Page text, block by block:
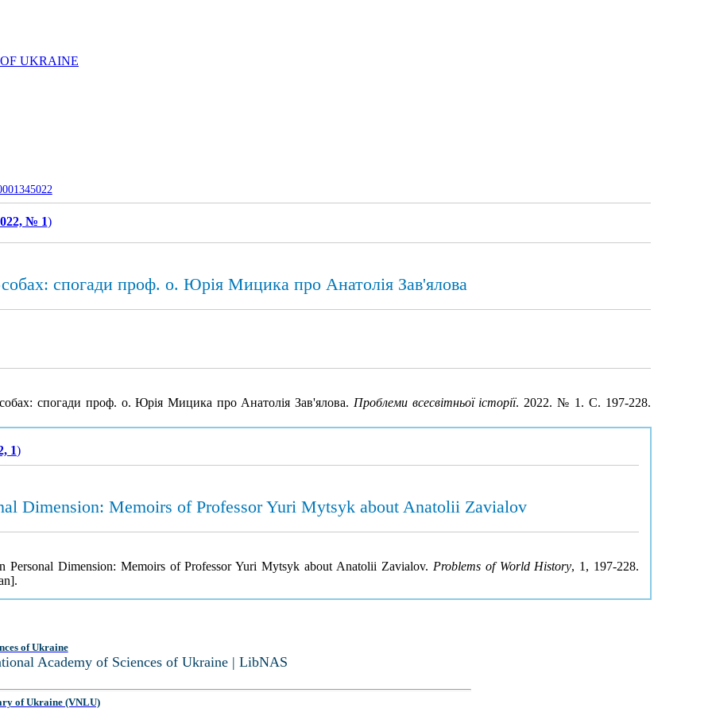
UKRAINE
№ 1)
спогади проф. о. Юрія Мицика про Анатолія Зав'ялова
спогади проф. о. Юрія Мицика про Анатолія Зав'ялова. Проблеми всесвітньої історії. 2022. № 1. С. 197-228.
1)
Dimension: Memoirs of Professor Yuri Mytsyk about Anatolii Zavialov
Dimension: Memoirs of Professor Yuri Mytsyk about Anatolii Zavialov. Problems of World History, 1, 197-228.
of Ukraine
Academy of Sciences of Ukraine | LibNAS
of Ukraine (VNLU)